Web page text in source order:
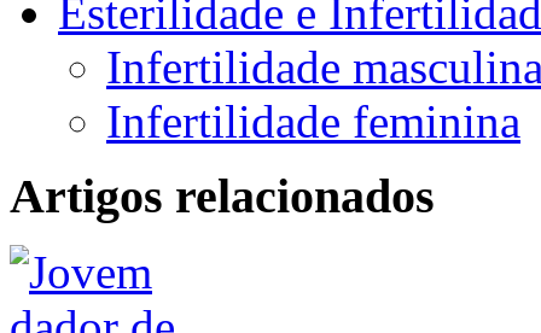
Esterilidade e
Infertilidade
Infertilidade feminina
Artigos relacionados